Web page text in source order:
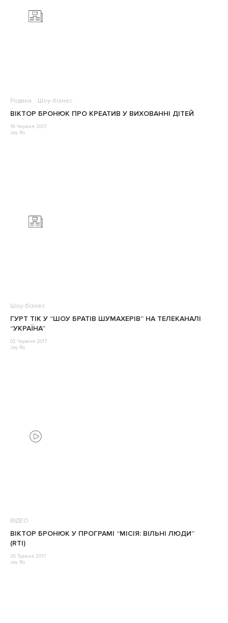
Родина Шоу-бізнес
ВІКТОР БРОНЮК ПРО КРЕАТИВ У ВИХОВАННІ ДІТЕЙ
18 Червня 2017
Jey Ro
Шоу-бізнес
ГУРТ ТІК У “ШОУ БРАТІВ ШУМАХЕРІВ” НА ТЕЛЕКАНАЛІ
“УКРАЇНА”
02 Червня 2017
Jey Ro
ВІДЕО
ВІКТОР БРОНЮК У ПРОГРАМІ “МІСІЯ: ВІЛЬНІ ЛЮДИ”
(RTI)
26 Травня 2017
Jey Ro